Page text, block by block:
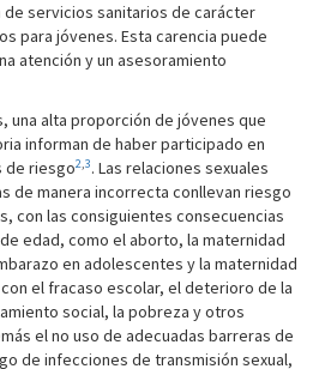
de servicios sanitarios de carácter
para jóvenes. Esta carencia puede
atención y un asesoramiento
una alta proporción de jóvenes que
informan de haber participado en
de riesgo2,3. Las relaciones sexuales
de manera incorrecta conllevan riesgo
con las consiguientes consecuencias
edad, como el aborto, la maternidad
en adolescentes y la maternidad
el fracaso escolar, el deterioro de la
social, la pobreza y otros
el no uso de adecuadas barreras de
de infecciones de transmisión sexual,